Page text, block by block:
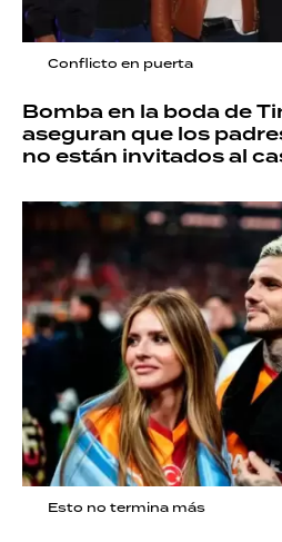
Conflicto en puerta
Bomba en la boda de
aseguran que los
no están invitados al
Esto no termina más